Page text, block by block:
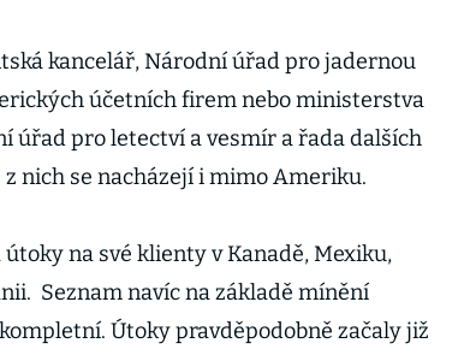
kancelář, Národní úřad pro jadernou
účetních firem nebo ministerstva
úřad pro letectví a vesmír a řada dalších
nich se nacházejí i mimo Ameriku.
na své klienty v Kanadě, Mexiku,
Seznam navíc na základě mínění
Útoky pravděpodobně začaly již